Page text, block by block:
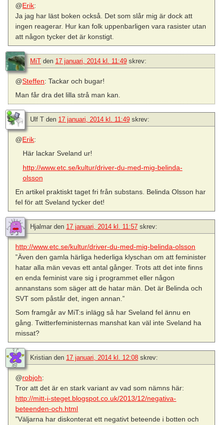
@Erik:
Ja jag har läst boken också. Det som slår mig är dock att
ingen reagerar. Hur kan folk uppenbarligen vara rasister utan
att någon tycker det är konstigt.
MiT den 17 januari, 2014 kl. 11:49 skrev:
@Steffen: Tackar och bugar!
Man får dra det lilla strå man kan.
Ulf T den 17 januari, 2014 kl. 11:49 skrev:
@Erik:
Här lackar Sveland ur!
http://www.etc.se/kultur/driver-du-med-mig-belinda-
olsson
En artikel praktiskt taget fri från substans. Belinda Olsson har
fel för att Sveland tycker det!
Hjalmar den 17 januari, 2014 kl. 11:57 skrev:
http://www.etc.se/kultur/driver-du-med-mig-belinda-olsson
”Även den gamla härliga hederliga klyschan om att feminister
hatar alla män vevas ett antal gånger. Trots att det inte finns
en enda feminist vare sig i programmet eller någon
annanstans som säger att de hatar män. Det är Belinda och
SVT som påstår det, ingen annan.”
Som framgår av MiT:s inlägg så har Sveland fel ännu en
gång. Twitterfeministernas manshat kan väl inte Sveland ha
missat?
Kristian den 17 januari, 2014 kl. 12:08 skrev:
@robjoh:
Tror att det är en stark variant av vad som nämns här:
http://mitt-i-steget.blogspot.co.uk/2013/12/negativa-
beteenden-och.html
”Väljarna har diskonterat ett negativt beteende i botten och